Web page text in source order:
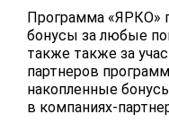
Программа «ЯРКО»
бонусы за любые
также также за
партнеров
накопленные
в компаниях-